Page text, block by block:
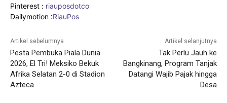
Pinterest : riauposdotco
Dailymotion :RiauPos
Artikel sebelumnya
Pesta Pembuka Piala Dunia
2026, El Tri! Meksiko Bekuk
Afrika Selatan 2-0 di Stadion
Azteca
Artikel selanjutnya
Tak Perlu Jauh ke
Bangkinang, Program Tanjak
Datangi Wajib Pajak hingga
Desa